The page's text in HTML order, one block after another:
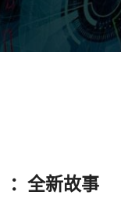
：全新故事